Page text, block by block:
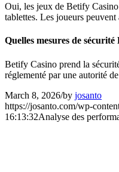
Oui, les jeux de Betify Casino
tablettes. Les joueurs
Quelles mesures de
Betify Casino prend la
réglementé par une autorité
March 8, 2026/by josanto
https://josanto.com/wp-
16:13:32Analyse des